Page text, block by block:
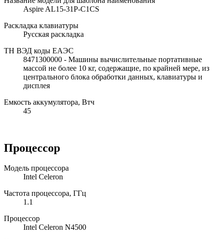
Aspire AL15-31P-C1CS
Раскладка клавиатуры
Русская раскладка
ТН ВЭД коды ЕАЭС
8471300000 - Машины вычислительные портативные
массой не более 10 кг, содержащие, по крайней мере, из
центрального блока обработки данных, клавиатуры и
дисплея
Емкость аккумулятора, Втч
45
Процессор
Модель процессора
Intel Celeron
Частота процессора, ГГц
1.1
Процессор
Intel Celeron N4500